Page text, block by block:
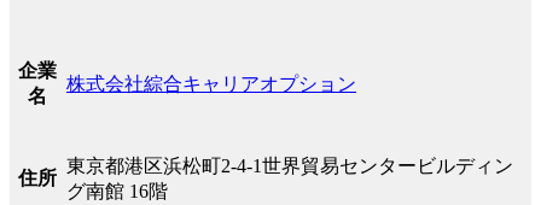
企業
名
株式会社綜合キャリアオプション
住所
東京都港区浜松町2-4-1世界貿易センタービルディン
グ南館 16階